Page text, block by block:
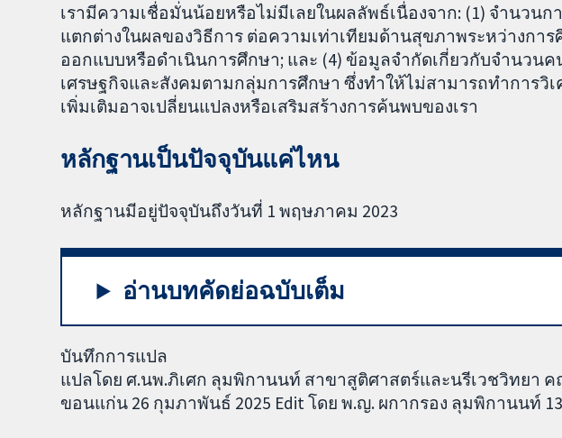
เรามีความเชื่อมั่นน้อยหรือไม่มีเลยในผลลัพธ์เนื่องจาก: (1) จำนวน
แตกต่างในผลของวิธีการ ต่อความเท่าเทียมด้านสุขภาพระหว่างกา
ออกแบบหรือดำเนินการศึกษา; และ (4) ข้อมูลจำกัดเกี่ยวกับจำนวน
เศรษฐกิจและสังคมตามกลุ่มการศึกษา ซึ่งทำให้ไม่สามารถทำการวิ
เพิ่มเติมอาจเปลี่ยนแปลงหรือเสริมสร้างการค้นพบของเรา
หลักฐานเป็นปัจจุบันแค่ไหน
หลักฐานมีอยู่ปัจจุบันถึงวันที่ 1 พฤษภาคม 2023
อ่านบทคัดย่อฉบับเต็ม
บันทึกการแปล
แปลโดย ศ.นพ.ภิเศก ลุมพิกานนท์ สาขาสูติศาสตร์และนรีเวชวิทยา
ขอนแก่น 26 กุมภาพันธ์ 2025 Edit โดย พ.ญ. ผกากรอง ลุมพิกานนท์